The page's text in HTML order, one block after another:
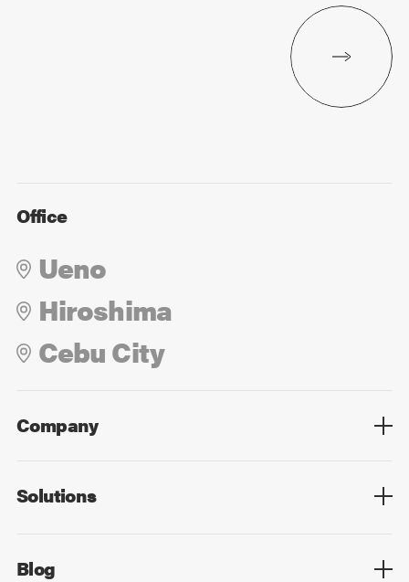
Office
Ueno
Hiroshima
Cebu City
Company
Solutions
Blog